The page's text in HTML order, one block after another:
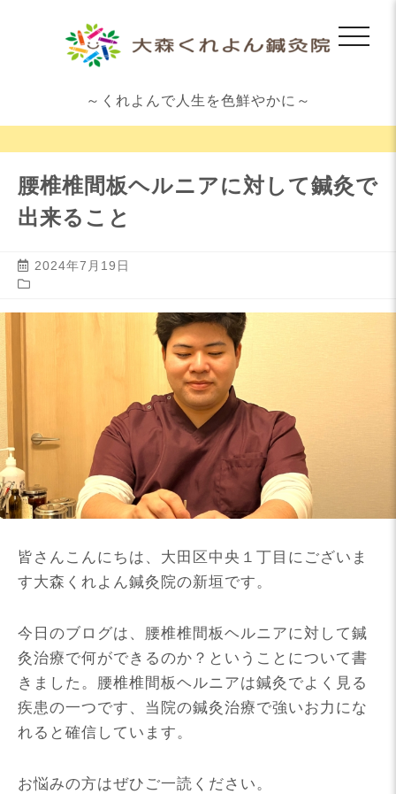
～くれよんで人生を色鮮やかに～
腰椎椎間板ヘルニアに対して鍼灸で
出来ること
2024年7月19日
皆さんこんにちは、大田区中央１丁目にございま
す大森くれよん鍼灸院の新垣です。
今日のブログは、腰椎椎間板ヘルニアに対して鍼
灸治療で何ができるのか？ということについて書
きました。腰椎椎間板ヘルニアは鍼灸でよく見る
疾患の一つです、当院の鍼灸治療で強いお力にな
れると確信しています。
お悩みの方はぜひご一読ください。